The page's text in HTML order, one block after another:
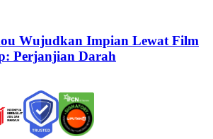
Wujudkan Impian Lewat Film
Perjanjian Darah